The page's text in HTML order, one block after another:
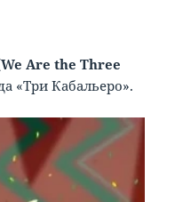
We AretheThree
«Три Кабальеро».